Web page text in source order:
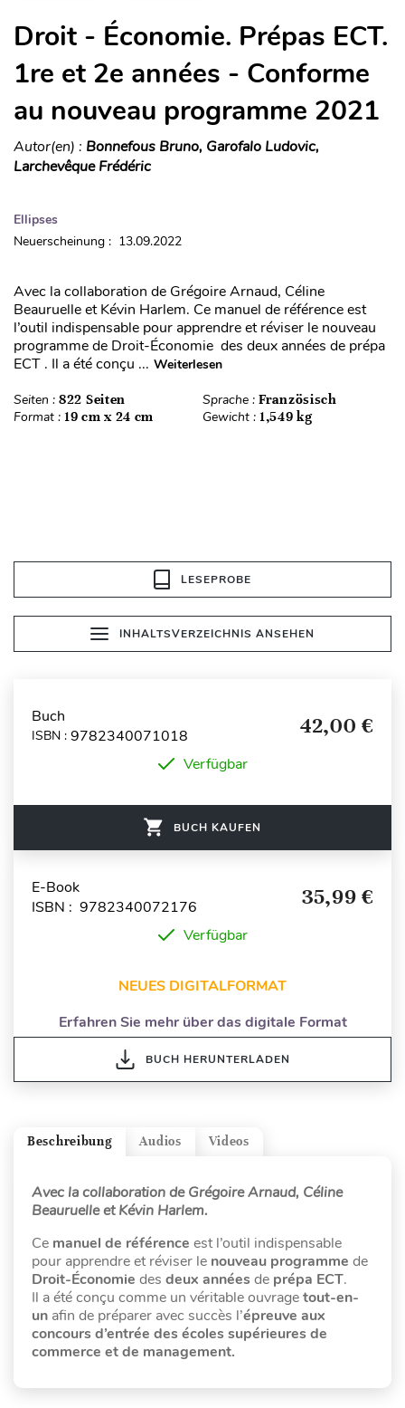
Droit - Économie. Prépas ECT.
1re et 2e années - Conforme
au nouveau programme 2021
Autor(en) : Bonnefous Bruno, Garofalo Ludovic,
Larchevêque Frédéric
Ellipses
Neuerscheinung : 13.09.2022
Avec la collaboration de Grégoire Arnaud, Céline
Beauruelle et Kévin Harlem. Ce manuel de référence est
l’outil indispensable pour apprendre et réviser le nouveau
programme de Droit-Économie des deux années de prépa
ECT . Il a été conçu ... Weiterlesen
Seiten : 822 Seiten Sprache : Französisch
Format : 19 cm x 24 cm Gewicht : 1,549 kg
LESEPROBE
INHALTSVERZEICHNIS ANSEHEN
Buch
ISBN : 9782340071018 42,00 €
Verfügbar
BUCH KAUFEN
E-Book
ISBN : 9782340072176
35,99 €
Verfügbar
NEUES DIGITALFORMAT
Erfahren Sie mehr über das digitale Format
BUCH HERUNTERLADEN
Videos
Audios
Beschreibung
Avec la collaboration de Grégoire Arnaud, Céline
Beauruelle et Kévin Harlem.
Ce manuel de référence est l’outil indispensable
pour apprendre et réviser le nouveau programme de
Droit-Économie des deux années de prépa ECT.
Il a été conçu comme un véritable ouvragetout-en-
un afin de préparer avec succès l’épreuve aux
concours d’entrée des écoles supérieures de
commerce et de management.